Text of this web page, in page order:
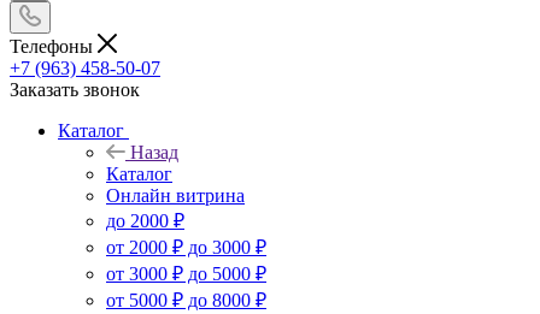
Телефоны
+7 (963) 458-50-07
Заказать звонок
Каталог
Назад
Каталог
Онлайн витрина
до 2000 ₽
от 2000 ₽ до 3000 ₽
от 3000 ₽ до 5000 ₽
от 5000 ₽ до 8000 ₽